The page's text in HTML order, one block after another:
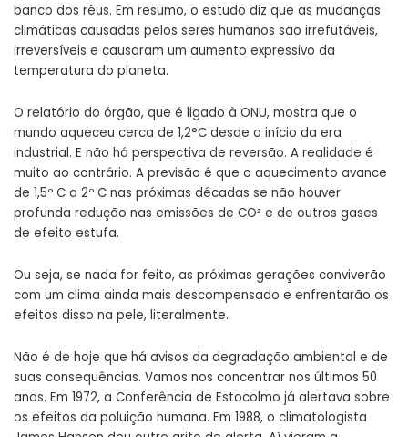
banco dos réus. Em resumo, o estudo diz que as mudanças
climáticas causadas pelos seres humanos são irrefutáveis,
irreversíveis e causaram um aumento expressivo da
temperatura do planeta.
O relatório do órgão, que é ligado à ONU, mostra que o
mundo aqueceu cerca de 1,2°C desde o início da era
industrial. E não há perspectiva de reversão. A realidade é
muito ao contrário. A previsão é que o aquecimento avance
de 1,5º C a 2º C nas próximas décadas se não houver
profunda redução nas emissões de CO² e de outros gases
de efeito estufa.
Ou seja, se nada for feito, as próximas gerações conviverão
com um clima ainda mais descompensado e enfrentarão os
efeitos disso na pele, literalmente.
Não é de hoje que há avisos da degradação ambiental e de
suas consequências. Vamos nos concentrar nos últimos 50
anos. Em 1972, a Conferência de Estocolmo já alertava sobre
os efeitos da poluição humana. Em 1988, o climatologista